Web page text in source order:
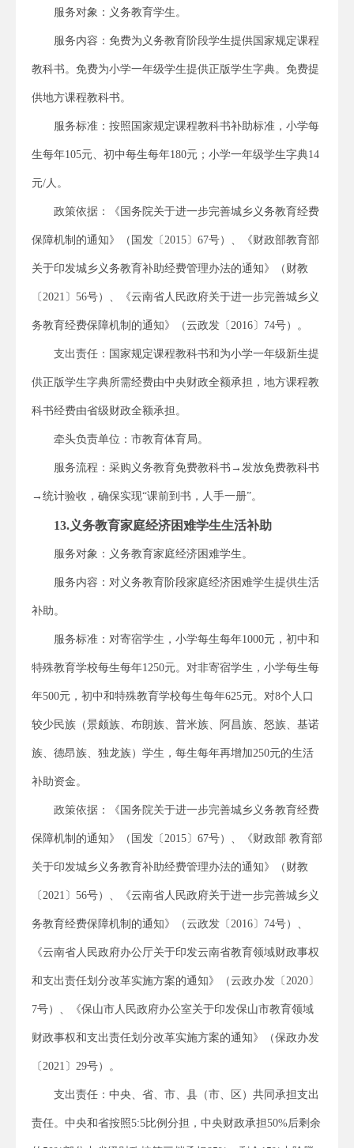
服务对象：义务教育学生。
服务内容：免费为义务教育阶段学生提供国家规定课程
教科书。免费为小学一年级学生提供正版学生字典。免费提
供地方课程教科书。
服务标准：按照国家规定课程教科书补助标准，小学每
生每年105元、初中每生每年180元；小学一年级学生字典14
元/人。
政策依据：《国务院关于进一步完善城乡义务教育经费
保障机制的通知》（国发〔2015〕67号）、《财政部教育部
关于印发城乡义务教育补助经费管理办法的通知》（财教
〔2021〕56号）、《云南省人民政府关于进一步完善城乡义
务教育经费保障机制的通知》（云政发〔2016〕74号）。
支出责任：国家规定课程教科书和为小学一年级新生提
供正版学生字典所需经费由中央财政全额承担，地方课程教
科书经费由省级财政全额承担。
牵头负责单位：市教育体育局。
服务流程：采购义务教育免费教科书→发放免费教科书
→统计验收，确保实现“课前到书，人手一册”。
13.义务教育家庭经济困难学生生活补助
服务对象：义务教育家庭经济困难学生。
服务内容：对义务教育阶段家庭经济困难学生提供生活
补助。
服务标准：对寄宿学生，小学每生每年1000元，初中和
特殊教育学校每生每年1250元。对非寄宿学生，小学每生每
年500元，初中和特殊教育学校每生每年625元。对8个人口
较少民族（景颇族、布朗族、普米族、阿昌族、怒族、基诺
族、德昂族、独龙族）学生，每生每年再增加250元的生活
补助资金。
政策依据：《国务院关于进一步完善城乡义务教育经费
保障机制的通知》（国发〔2015〕67号）、《财政部 教育部
关于印发城乡义务教育补助经费管理办法的通知》（财教
〔2021〕56号）、《云南省人民政府关于进一步完善城乡义
务教育经费保障机制的通知》（云政发〔2016〕74号）、
《云南省人民政府办公厅关于印发云南省教育领域财政事权
和支出责任划分改革实施方案的通知》（云政办发〔2020〕
7号）、《保山市人民政府办公室关于印发保山市教育领域
财政事权和支出责任划分改革实施方案的通知》（保政办发
〔2021〕29号）。
支出责任：中央、省、市、县（市、区）共同承担支出
责任。中央和省按照5:5比例分担，中央财政承担50%后剩余